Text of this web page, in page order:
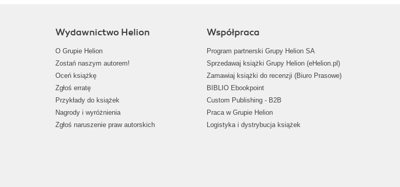
Wydawnictwo Helion
O Grupie Helion
Zostań naszym autorem!
Oceń książkę
Zgłoś erratę
Przykłady do książek
Nagrody i wyróżnienia
Zgłoś naruszenie praw autorskich
Współpraca
Program partnerski Grupy Helion SA
Sprzedawaj książki Grupy Helion (eHelion.pl)
Zamawiaj książki do recenzji (Biuro Prasowe)
BIBLIO Ebookpoint
Custom Publishing - B2B
Praca w Grupie Helion
Logistyka i dystrybucja książek